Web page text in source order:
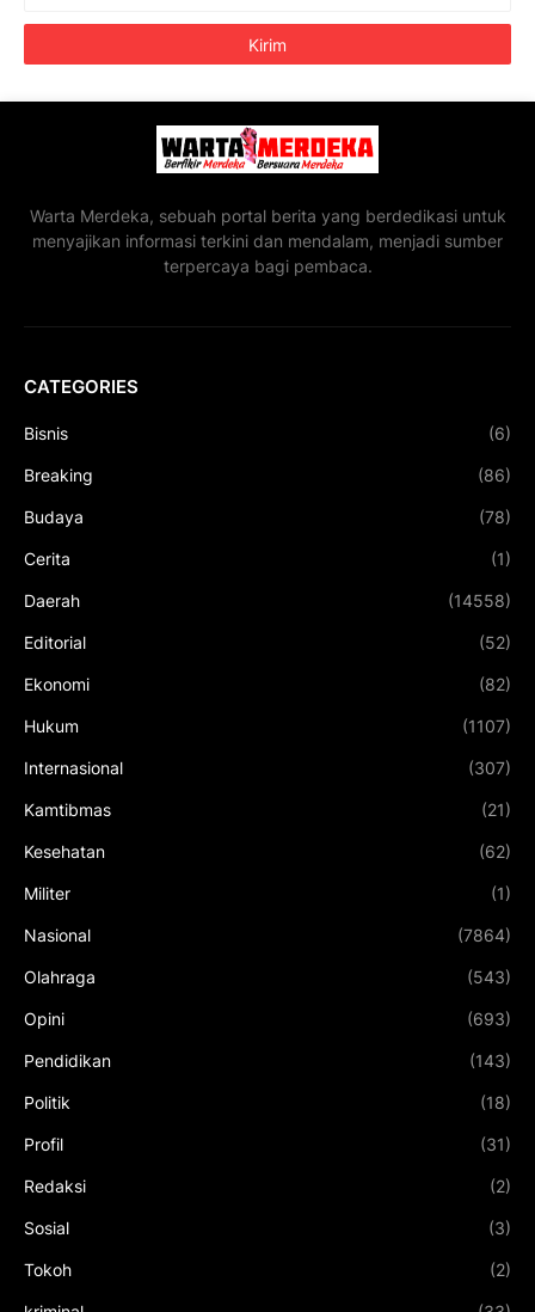
Warta Merdeka, sebuah portal berita yang berdedikasi untuk
menyajikan informasi terkini dan mendalam, menjadi sumber
terpercaya bagi pembaca.
CATEGORIES
Bisnis (6)
Breaking (86)
Budaya (78)
Cerita (1)
Daerah (14558)
Editorial (52)
Ekonomi (82)
Hukum (1107)
Internasional (307)
Kamtibmas (21)
Kesehatan (62)
Militer (1)
Nasional (7864)
Olahraga (543)
Opini (693)
Pendidikan (143)
Politik (18)
Profil (31)
Redaksi (2)
Sosial (3)
Tokoh (2)